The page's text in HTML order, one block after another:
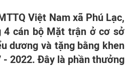
Việt Nam xã Phú Lạc,
4 cán bộ Mặt trận ở cơ sở
dương và tặng bằng khen
2022. Đây là phần thưởng